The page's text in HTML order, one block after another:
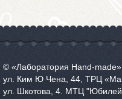
© «Лаборатория Hand-
ул. Ким Ю Чена, 44, ТРЦ
ул. Шкотова, 4. МТЦ